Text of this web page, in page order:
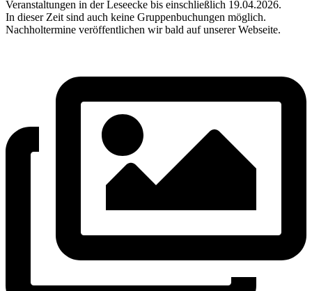
Veranstaltungen in der Leseecke bis einschließlich 19.04.2026.
In dieser Zeit sind auch keine Gruppenbuchungen möglich.
Nachholtermine veröffentlichen wir bald auf unserer Webseite.